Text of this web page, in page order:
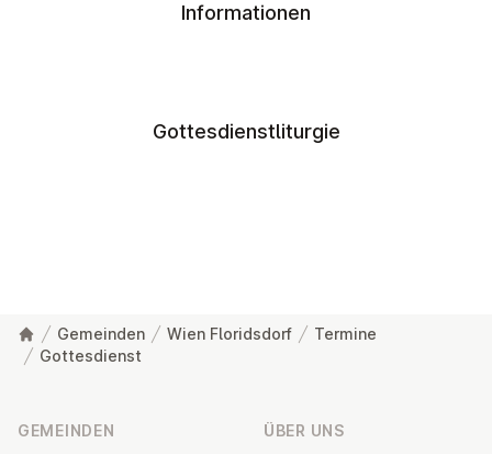
Informationen
Gottesdienstliturgie
Gemeinden Wien Floridsdorf
Termine
Gottesdienst
GEMEINDEN ÜBER UNS